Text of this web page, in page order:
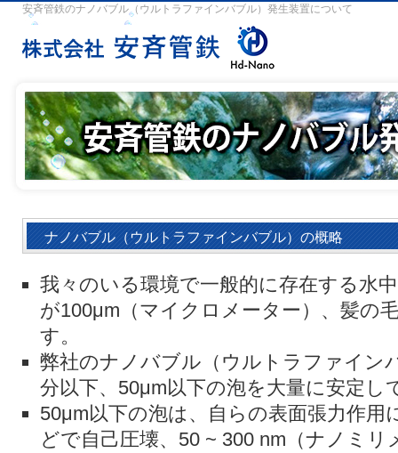
安斉管鉄のナノバブル（ウルトラファインバブル）発生装置について
ナノバブル（ウルトラファインバブル）の概略
我々のいる環境で一般的に存在する水
が100μm（マイクロメーター）、髪の
す。
弊社のナノバブル（ウルトラファイン
分以下、50μm以下の泡を大量に安定し
50μm以下の泡は、自らの表面張力作用
どで自己圧壊、50 ~ 300 nm（ナノミ